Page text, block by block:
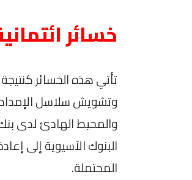
خسائر
تأتي هذه الخسائر كنتيجة
وتشويش سلاسل الإمداد
والمحيط الهادئ لدى
البنوك الآسيوية إلى
المحتملة.